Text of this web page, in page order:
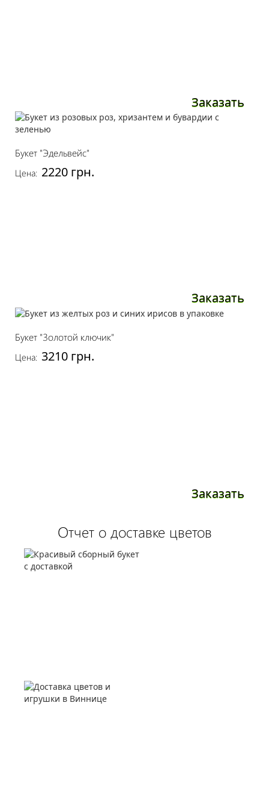
Заказать
Букет "Эдельвейс"
Цена: 2220 грн.
Заказать
Букет "Золотой ключик"
Цена: 3210 грн.
Заказать
Отчет о доставке цветов